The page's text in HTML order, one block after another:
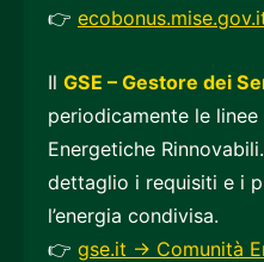
👉
Il GSE – Gestore dei
periodicamente le
Energetiche
dettaglio i requisiti e i
l’energia condivisa.
👉 gse.it → Comunità